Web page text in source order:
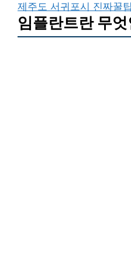
제주도 서귀포시 진짜꿀팁
임플란트란 무